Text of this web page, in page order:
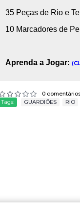
35 Peças de Rio e
10 Marcadores de
Aprenda a Jogar:
0
Tags:
GUARDIÕES RIO